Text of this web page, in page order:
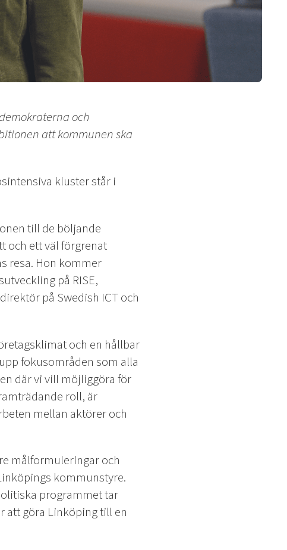
och
att kommunen ska
kluster står i
till de böljande
och ett väl förgrenat
resa. Hon kommer
på RISE,
på Swedish ICT och
och en hållbar
fokusområden som alla
där vi vill möjliggöra för
roll, är
mellan aktörer och
målformuleringar och
kommunstyre.
programmet tar
att göra Linköping till en